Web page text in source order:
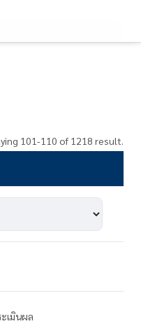
101-110 of 1218 result.
เมินผล